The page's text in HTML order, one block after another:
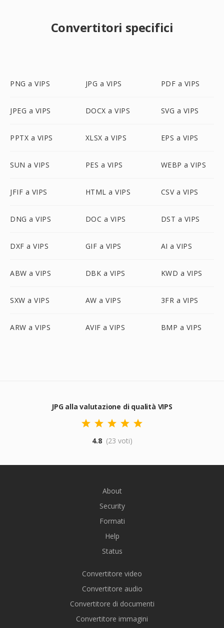
Convertitori specifici
PNG a VIPS JPG a VIPS PDF a VIPS
JPEG a VIPS DOCX a VIPS SVG a VIPS
PPTX a VIPS XLSX a VIPS EPS a VIPS
SUN a VIPS PES a VIPS WEBP a VIPS
JFIF a VIPS HTML a VIPS CSV a VIPS
DNG a VIPS DOC a VIPS DST a VIPS
DXF a VIPS GIF a VIPS AI a VIPS
ABW a VIPS DBK a VIPS KWD a VIPS
SXW a VIPS AW a VIPS 3FR a VIPS
ARW a VIPS AVIF a VIPS BMP a VIPS
JPG alla valutazione di qualità VIPS
4.8 (23 voti)
About
Security
Formati
Help
Status
Convertitore video
Convertitore audio
Convertitore di documenti
Convertitore immagini